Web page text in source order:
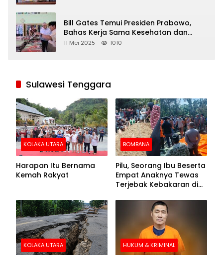
Bill Gates Temui Presiden Prabowo,
Bahas Kerja Sama Kesehatan dan
Program Makan Bergizi Gratis
11 Mei 2025 1010
Sulawesi Tenggara
KOLAKA UTARA
Harapan Itu Bernama
Kemah Rakyat
BOMBANA
Pilu, Seorang Ibu Beserta
Empat Anaknya Tewas
Terjebak Kebakaran di
KOLAKA UTARA HUKUM & KRIMINAL